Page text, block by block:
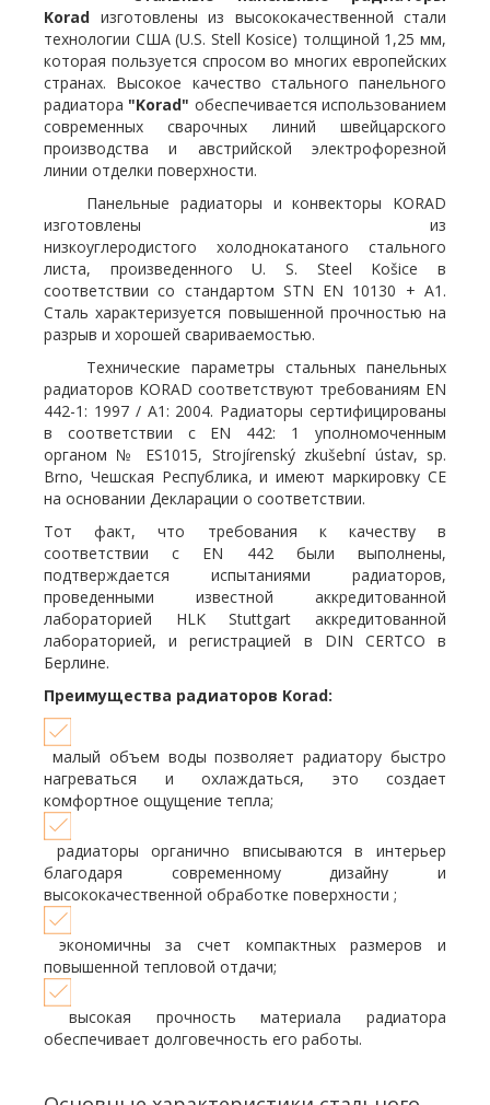
Korad изготовлены из высококачественной стали
технологии США (U.S. Stell Kosice) толщиной 1,25 мм,
которая пользуется спросом во многих европейских
странах. Высокое качество стального панельного
радиатора "Korad" обеспечивается использованием
современных сварочных линий швейцарского
производства и австрийской электрофорезной
линии отделки поверхности.
Панельные радиаторы и конвекторы KORAD
изготовлены из
низкоуглеродистого холоднокатаного стального
листа, произведенного U. S. Steel Košice в
соответствии со стандартом STN EN 10130 + A1.
Сталь характеризуется повышенной прочностью на
разрыв и хорошей свариваемостью.
Технические параметры стальных панельных
радиаторов KORAD соответствуют требованиям EN
442-1: 1997 / A1: 2004. Радиаторы сертифицированы
в соответствии с EN 442: 1 уполномоченным
органом № ES1015, Strojírenský zkušební ústav, sp.
Brno, Чешская Республика, и имеют маркировку CE
на основании Декларации о соответствии.
Тот факт, что требования к качеству в
соответствии с EN 442 были выполнены,
подтверждается испытаниями радиаторов,
проведенными известной аккредитованной
лабораторией HLK Stuttgart аккредитованной
лабораторией, и регистрацией в DIN CERTCO в
Берлине.
Преимущества радиаторов Korad:
малый объем воды позволяет радиатору быстро
нагреваться и охлаждаться, это создает
комфортное ощущение тепла;
радиаторы органично вписываются в интерьер
благодаря современному дизайну и
высококачественной обработке поверхности ;
экономичны за счет компактных размеров и
повышенной тепловой отдачи;
высокая прочность материала радиатора
обеспечивает долговечность его работы.